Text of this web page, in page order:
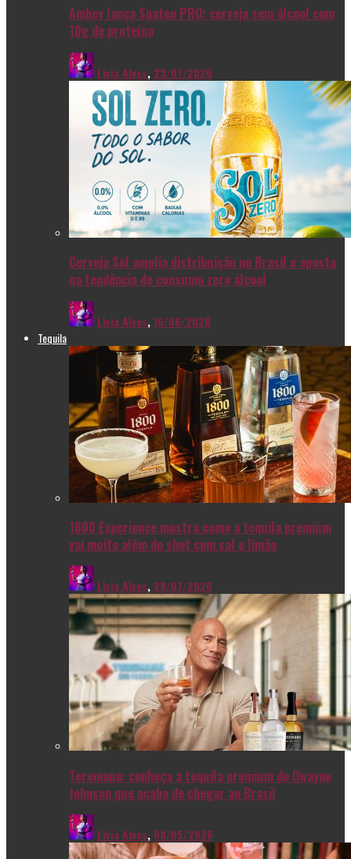
Ambev lança Spaten PRO: cerveja sem álcool com
10g de proteína
Livia Alves, 23/07/2026
Cerveja Sol amplia distribuição no Brasil e aposta
na tendência de consumo zero álcool
Livia Alves,16/06/2026
Tequila
1800 Experience mostra como a tequila premium
vai muito além do shot com sal e limão
Livia Alves, 28/07/2026
Teremana: conheça a tequila premium de Dwayne
Johnson que acaba de chegar ao Brasil
Livia Alves, 08/05/2026